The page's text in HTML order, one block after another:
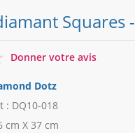
Squares
0
Donner votre avis
Dotz
: DQ10-018
cm X 37 cm